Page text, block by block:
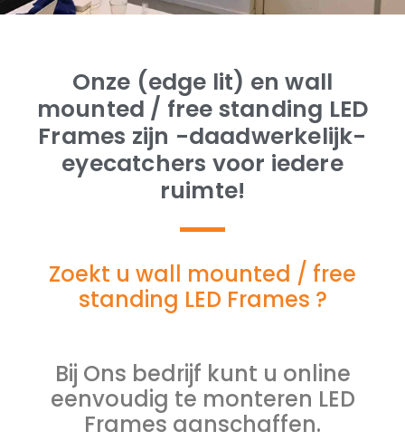
Onze (edge lit) en wall
mounted / free standing LED
Frames zijn -daadwerkelijk-
eyecatchers voor iedere
ruimte!
Zoekt u wall mounted / free
standing LED Frames ?
Bij Ons bedrijf kunt u online
eenvoudig te monteren LED
Frames aanschaffen.